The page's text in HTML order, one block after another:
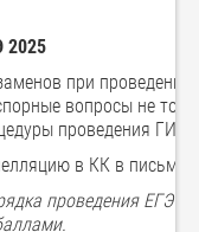
при
вопросы не
проведения ГИА.
в КК в
проведения ЕГЭ